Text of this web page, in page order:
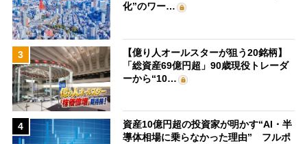
化”のワー…
3
【億り人オールスターが狙う20銘柄】
「総資産69億円超」90歳現役トレーダ
ーから“10…
4
資産10億円超の投資家が明かす“AI・半
導体相場に乗らなかった理由” フルポ